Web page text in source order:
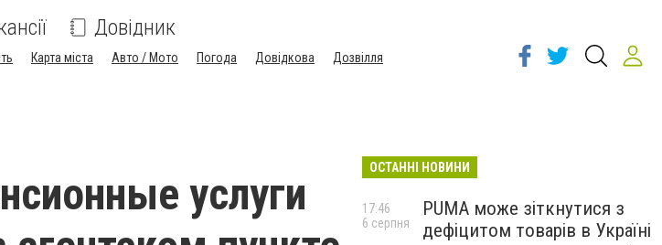
Довідник
Карта міста Авто / Мото Погода Довідкова
Дозвілля
услуги
ОСТАННІ НОВИНИ
PUMA може зіткнутися з
дефіцитом товарів в Україні
17:46
6 серпня